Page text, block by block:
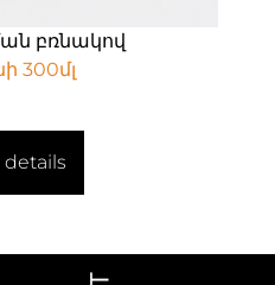
բռնակով
300մլ
details